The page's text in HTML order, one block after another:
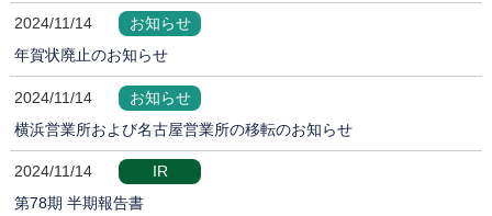
2024/11/14
お知らせ
年賀状廃止のお知らせ
2024/11/14
お知らせ
横浜営業所および名古屋営業所の移転のお知らせ
2024/11/14
IR
第78期 半期報告書